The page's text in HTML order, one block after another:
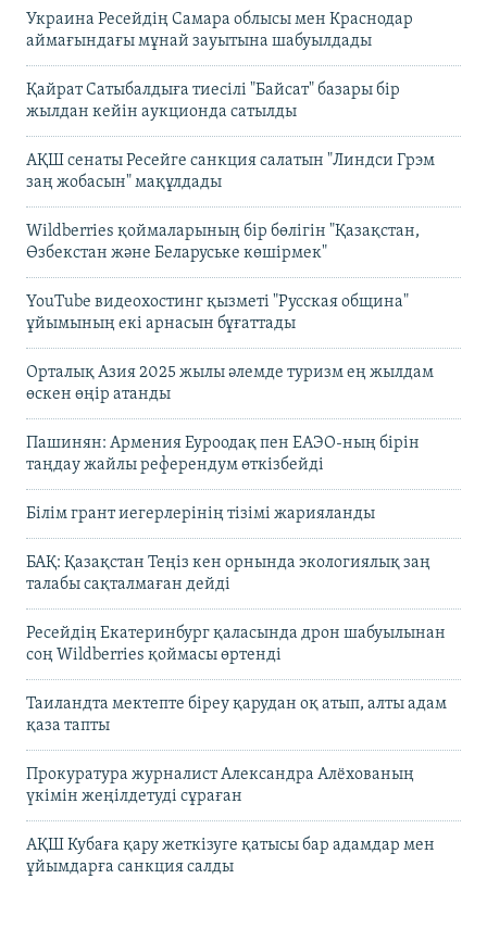
Украина Ресейдің Самара облысы мен Краснодар
аймағындағы мұнай зауытына шабуылдады
Қайрат Сатыбалдыға тиесілі "Байсат" базары бір
жылдан кейін аукционда сатылды
АҚШ сенаты Ресейге санкция салатын "Линдси Грэм
заң жобасын" мақұлдады
Wildberries қоймаларының бір бөлігін "Қазақстан,
Өзбекстан және Беларуське көшірмек"
YouTube видеохостинг қызметі "Русская община"
ұйымының екі арнасын бұғаттады
Орталық Азия 2025 жылы әлемде туризм ең жылдам
өскен өңір атанды
Пашинян: Армения Еуроодақ пен ЕАЭО-ның бірін
таңдау жайлы референдум өткізбейді
Білім грант иегерлерінің тізімі жарияланды
БАҚ: Қазақстан Теңіз кен орнында экологиялық заң
талабы сақталмаған дейді
Ресейдің Екатеринбург қаласында дрон шабуылынан
соң Wildberries қоймасы өртенді
Таиландта мектепте біреу қарудан оқ атып, алты адам
қаза тапты
Прокуратура журналист Александра Алёхованың
үкімін жеңілдетуді сұраған
АҚШ Кубаға қару жеткізуге қатысы бар адамдар мен
ұйымдарға санкция салды